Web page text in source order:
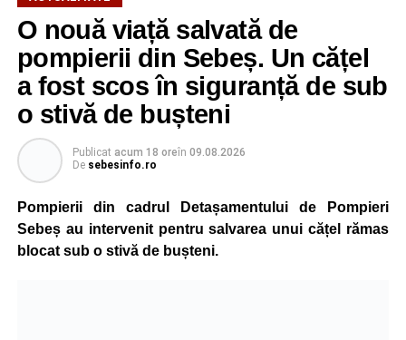
O nouă viață salvată de
pompierii din Sebeș. Un cățel
a fost scos în siguranță de sub
o stivă de bușteni
Publicat acum 18 oreîn 09.08.2026
De sebesinfo.ro
Pompierii din cadrul Detașamentului de Pompieri
Sebeș au intervenit pentru salvarea unui cățel rămas
blocat sub o stivă de bușteni.